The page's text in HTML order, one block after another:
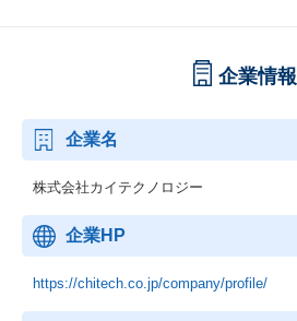
企業情報
企業名
株式会社カイテクノロジー
企業HP
https://chitech.co.jp/company/profile/